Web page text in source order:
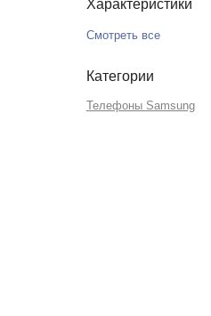
Характеристики
Смотреть все
Категории
Телефоны Samsung